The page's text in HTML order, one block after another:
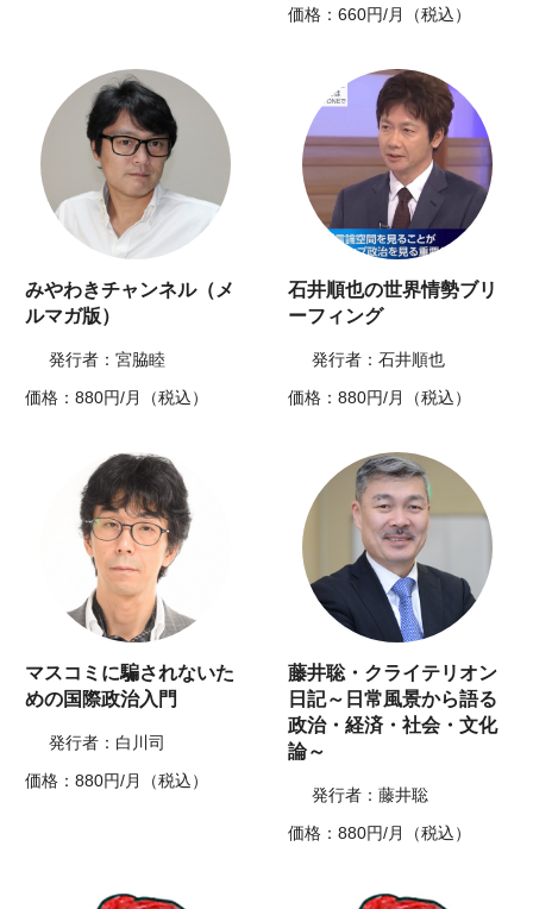
価格：660円/月（税込）
みやわきチャンネル（メ
ルマガ版）
発行者：宮脇睦
価格：880円/月（税込）
石井順也の世界情勢ブリ
ーフィング
発行者：石井順也
価格：880円/月（税込）
マスコミに騙されないた
めの国際政治入門
発行者：白川司
価格：880円/月（税込）
藤井聡・クライテリオン
日記～日常風景から語る
政治・経済・社会・文化
論～
発行者：藤井聡
価格：880円/月（税込）